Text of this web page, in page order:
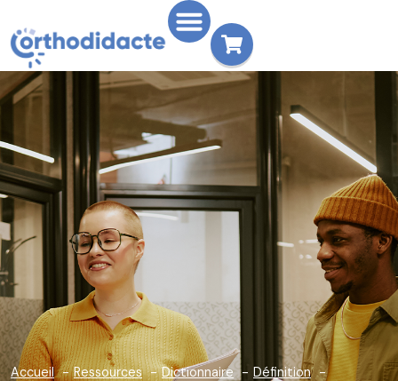
Accueil Ressources Dictionnaire
Définition